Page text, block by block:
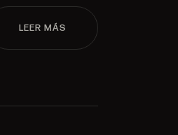
LEER MÁS